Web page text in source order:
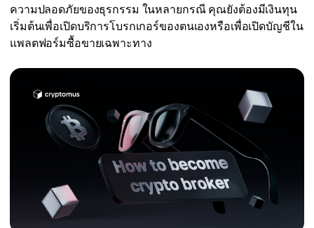
ความปลอดภัยของธุรกรรม ในหลายกรณี คุณยังต้องมีเงินทุน
เริ่มต้นเพื่อเปิดบริการโบรกเกอร์ของตนเองหรือเพื่อเปิดบัญชีใน
แพลตฟอร์มซื้อขายเฉพาะทาง